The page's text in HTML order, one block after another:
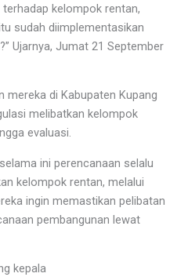
kelompok rentan,
sudah diimplementasikan
Ujarnya, Jumat 21 September
mereka di Kabupaten Kupang
melibatkan kelompok
evaluasi.
ini perencanaan selalu
kelompok rentan, melalui
ingin memastikan pelibatan
pembangunan lewat
kepala